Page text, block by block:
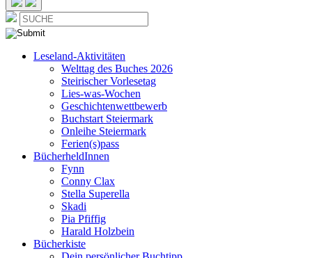
Leseland-Aktivitäten
Welttag des Buches 2026
Steirischer Vorlesetag
Lies-was-Wochen
Geschichtenwettbewerb
Buchstart Steiermark
Onleihe Steiermark
Ferien(s)pass
BücherheldInnen
Fynn
Conny Clax
Stella Superella
Skadi
Pia Pfiffig
Harald Holzbein
Bücherkiste